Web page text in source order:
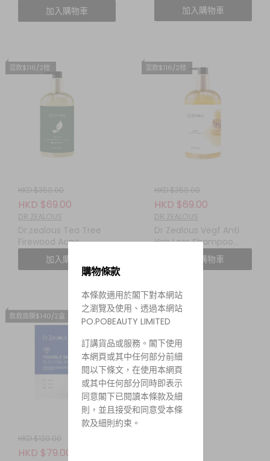
加入購物車
加入購物車
混款$116/2枝
HKD $350.00
HKD $69.00
DR.ZEALOUS
Dr.zealous Tea Tree
Firewood Acne
Elimination Body Wash
($116/2)加入購物車
混款$116/2枝
HKD $350.00
HKD $69.00
DR.ZEALOUS
Dr Zealous Vegf Anti
Hair Loss Shampoo
加入購物車
救救面膜$140/2盒
HKD $120.00
HKD $79.00
購物條款
本條款適用於閣下對本網站
之瀏覽及使用、透過本網站
PO.POBEAUTY LIMITED
訂講貨品或服務。閣下使用
本網頁或其中任何部分前細
閱以下條文，在使用本網頁
或其中任何部分同時即表示
同意閣下已閱讀本條款及細
則，並且接受和同意受本條
款及細則約束。